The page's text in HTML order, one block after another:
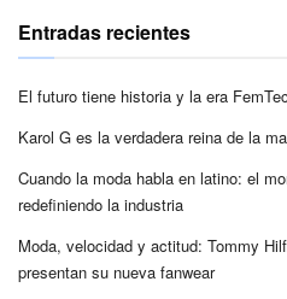
Entradas recientes
El futuro tiene historia y la era
Karol G es la verdadera reina de la
Cuando la moda habla en latino: el
redefiniendo la industria
Moda, velocidad y actitud: Tommy
presentan su nueva fanwear